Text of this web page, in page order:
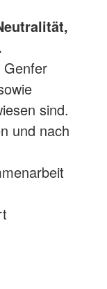
Genfer
sind.
und nach